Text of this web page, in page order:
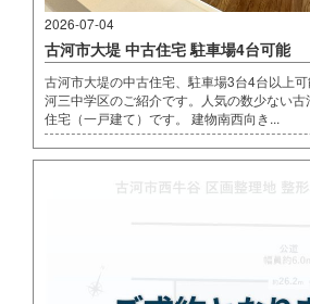
2026-07-04
古河市大堤 中古住宅 駐車場4台可能
古河市大堤の中古住宅、駐車場3台4台以上
河三中学区のご紹介です。人気の数少ない
住宅（一戸建て）です。 建物南西向き...